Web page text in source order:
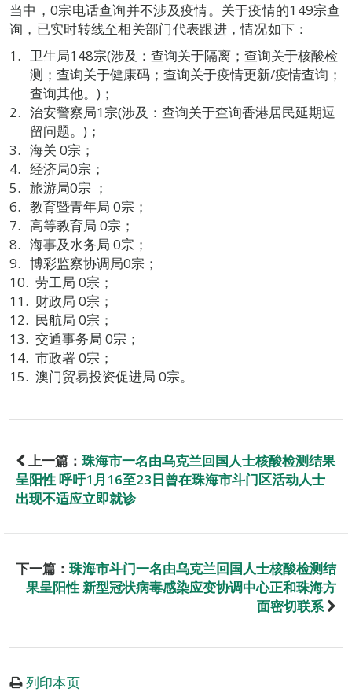
当中，0宗电话查询并不涉及疫情。关于疫情的149宗查
询，已实时转线至相关部门代表跟进，情况如下：
卫生局148宗(涉及：查询关于隔离；查询关于核酸检
测；查询关于健康码；查询关于疫情更新/疫情查询；
查询其他。)；
治安警察局1宗(涉及：查询关于查询香港居民延期逗
留问题。)；
海关 0宗；
经济局0宗；
旅游局0宗 ；
教育暨青年局 0宗；
高等教育局 0宗；
海事及水务局 0宗；
博彩监察协调局0宗；
劳工局 0宗；
财政局 0宗；
民航局 0宗；
交通事务局 0宗；
市政署 0宗；
澳门贸易投资促进局 0宗。
上一篇： 珠海市一名由乌克兰回国人士核酸检测结果
呈阳性 呼吁1月16至23日曾在珠海市斗门区活动人士
出现不适应立即就诊
下一篇： 珠海市斗门一名由乌克兰回国人士核酸检测结
果呈阳性 新型冠状病毒感染应变协调中心正和珠海方
面密切联系
列印本页